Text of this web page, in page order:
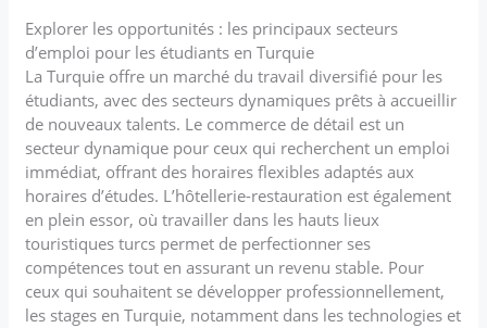
Explorer les opportunités : les principaux secteurs
d’emploi pour les étudiants en Turquie
La Turquie offre un marché du travail diversifié pour les
étudiants, avec des secteurs dynamiques prêts à accueillir
de nouveaux talents. Le commerce de détail est un
secteur dynamique pour ceux qui recherchent un emploi
immédiat, offrant des horaires flexibles adaptés aux
horaires d’études. L’hôtellerie-restauration est également
en plein essor, où travailler dans les hauts lieux
touristiques turcs permet de perfectionner ses
compétences tout en assurant un revenu stable. Pour
ceux qui souhaitent se développer professionnellement,
les stages en Turquie, notamment dans les technologies et